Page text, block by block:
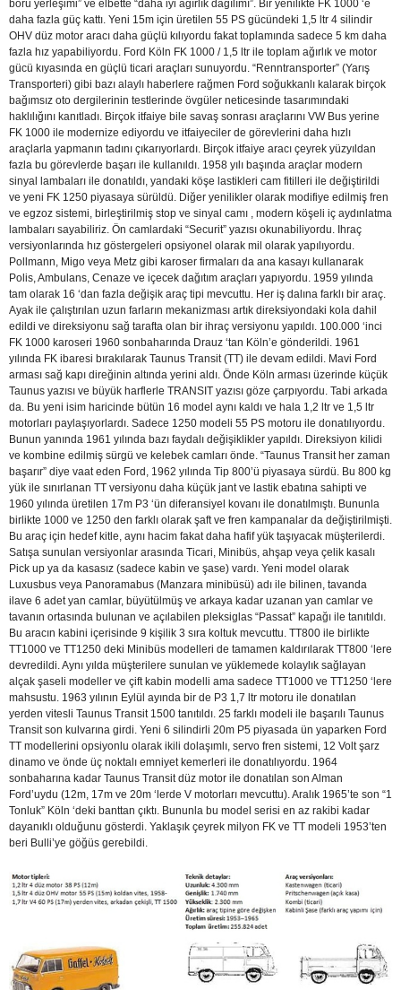
boru yerleşimi” ve elbette “daha iyi ağırlık dağılımı”. Bir yenilikte FK 1000 ‘e
daha fazla güç kattı. Yeni 15m için üretilen 55 PS gücündeki 1,5 ltr 4 silindir
OHV düz motor aracı daha güçlü kılıyordu fakat toplamında sadece 5 km daha
fazla hız yapabiliyordu. Ford Köln FK 1000 / 1,5 ltr ile toplam ağırlık ve motor
gücü kıyasında en güçlü ticari araçları sunuyordu. “Renntransporter” (Yarış
Transporteri) gibi bazı alaylı haberlere rağmen Ford soğukkanlı kalarak birçok
bağımsız oto dergilerinin testlerinde övgüler neticesinde tasarımındaki
haklılığını kanıtladı. Birçok itfaiye bile savaş sonrası araçlarını VW Bus yerine
FK 1000 ile modernize ediyordu ve itfaiyeciler de görevlerini daha hızlı
araçlarla yapmanın tadını çıkarıyorlardı. Birçok itfaiye aracı çeyrek yüzyıldan
fazla bu görevlerde başarı ile kullanıldı. 1958 yılı başında araçlar modern
sinyal lambaları ile donatıldı, yandaki köşe lastikleri cam fitilleri ile değiştirildi
ve yeni FK 1250 piyasaya sürüldü. Diğer yenilikler olarak modifiye edilmiş fren
ve egzoz sistemi, birleştirilmiş stop ve sinyal camı , modern köşeli iç aydınlatma
lambaları sayabiliriz. Ön camlardaki “Securit” yazısı okunabiliyordu. Ihraç
versiyonlarında hız göstergeleri opsiyonel olarak mil olarak yapılıyordu.
Pollmann, Migo veya Metz gibi karoser firmaları da ana kasayı kullanarak
Polis, Ambulans, Cenaze ve içecek dağıtım araçları yapıyordu. 1959 yılında
tam olarak 16 ‘dan fazla değişik araç tipi mevcuttu. Her iş dalına farklı bir araç.
Ayak ile çalıştırılan uzun farların mekanizması artık direksiyondaki kola dahil
edildi ve direksiyonu sağ tarafta olan bir ihraç versiyonu yapıldı. 100.000 ‘inci
FK 1000 karoseri 1960 sonbaharında Drauz ‘tan Köln’e gönderildi. 1961
yılında FK ibaresi bırakılarak Taunus Transit (TT) ile devam edildi. Mavi Ford
arması sağ kapı direğinin altında yerini aldı. Önde Köln arması üzerinde küçük
Taunus yazısı ve büyük harflerle TRANSIT yazısı göze çarpıyordu. Tabi arkada
da. Bu yeni isim haricinde bütün 16 model aynı kaldı ve hala 1,2 ltr ve 1,5 ltr
motorları paylaşıyorlardı. Sadece 1250 modeli 55 PS motoru ile donatılıyordu.
Bunun yanında 1961 yılında bazı faydalı değişiklikler yapıldı. Direksiyon kilidi
ve kombine edilmiş sürgü ve kelebek camları önde. “Taunus Transit her zaman
başarır” diye vaat eden Ford, 1962 yılında Tip 800’ü piyasaya sürdü. Bu 800 kg
yük ile sınırlanan TT versiyonu daha küçük jant ve lastik ebatına sahipti ve
1960 yılında üretilen 17m P3 ‘ün diferansiyel kovanı ile donatılmıştı. Bununla
birlikte 1000 ve 1250 den farklı olarak şaft ve fren kampanalar da değiştirilmişti.
Bu araç için hedef kitle, aynı hacim fakat daha hafif yük taşıyacak müşterilerdi.
Satışa sunulan versiyonlar arasında Ticari, Minibüs, ahşap veya çelik kasalı
Pick up ya da kasasız (sadece kabin ve şase) vardı. Yeni model olarak
Luxusbus veya Panoramabus (Manzara minibüsü) adı ile bilinen, tavanda
ilave 6 adet yan camlar, büyütülmüş ve arkaya kadar uzanan yan camlar ve
tavanın ortasında bulunan ve açılabilen pleksiglas “Passat” kapağı ile tanıtıldı.
Bu aracın kabini içerisinde 9 kişilik 3 sıra koltuk mevcuttu. TT800 ile birlikte
TT1000 ve TT1250 deki Minibüs modelleri de tamamen kaldırılarak TT800 ‘lere
devredildi. Aynı yılda müşterilere sunulan ve yüklemede kolaylık sağlayan
alçak şaseli modeller ve çift kabin modelli ama sadece TT1000 ve TT1250 ‘lere
mahsustu. 1963 yılının Eylül ayında bir de P3 1,7 ltr motoru ile donatılan
yerden vitesli Taunus Transit 1500 tanıtıldı. 25 farklı modeli ile başarılı Taunus
Transit son kulvarına girdi. Yeni 6 silindirli 20m P5 piyasada ün yaparken Ford
TT modellerini opsiyonlu olarak ikili dolaşımlı, servo fren sistemi, 12 Volt şarz
dinamo ve önde üç noktalı emniyet kemerleri ile donatılıyordu. 1964
sonbaharına kadar Taunus Transit düz motor ile donatılan son Alman
Ford’uydu (12m, 17m ve 20m ‘lerde V motorları mevcuttu). Aralık 1965’te son “1
Tonluk” Köln ‘deki banttan çıktı. Bununla bu model serisi en az rakibi kadar
dayanıklı olduğunu gösterdi. Yaklaşık çeyrek milyon FK ve TT modeli 1953’ten
beri Bulli’ye göğüs gerebildi.